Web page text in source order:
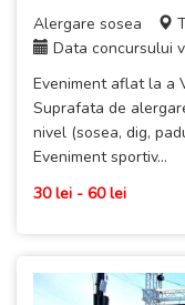
Alergare sosea
Data concursului
Eveniment aflat la a
Suprafata de
nivel (sosea, dig,
Eveniment sportiv...
30 lei - 60 lei